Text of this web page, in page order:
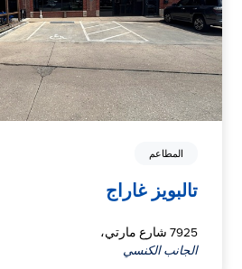
المطاعم
تالبويز غاراج
7925 شارع مارتي،
الجانب الكنسي